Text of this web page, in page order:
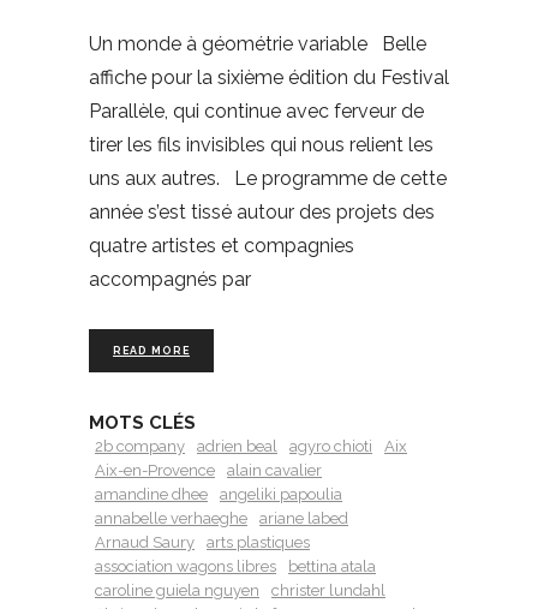
Un monde à géométrie variable Belle
affiche pour la sixième édition du Festival
Parallèle, qui continue avec ferveur de
tirer les fils invisibles qui nous relient les
uns aux autres. Le programme de cette
année s’est tissé autour des projets des
quatre artistes et compagnies
accompagnés par
READ MORE
MOTS CLÉS
2b company adrien beal agyro chioti
Aix
Aix-en-Provence
alain cavalier
amandine dhee
angeliki papoulia
annabelle verhaeghe
ariane labed
Arnaud Saury
arts plastiques
association wagons libres
bettina atala
caroline guiela nguyen
christer lundahl